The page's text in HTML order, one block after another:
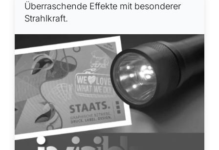
Überraschende Effekte mit besonderer
Strahlkraft.